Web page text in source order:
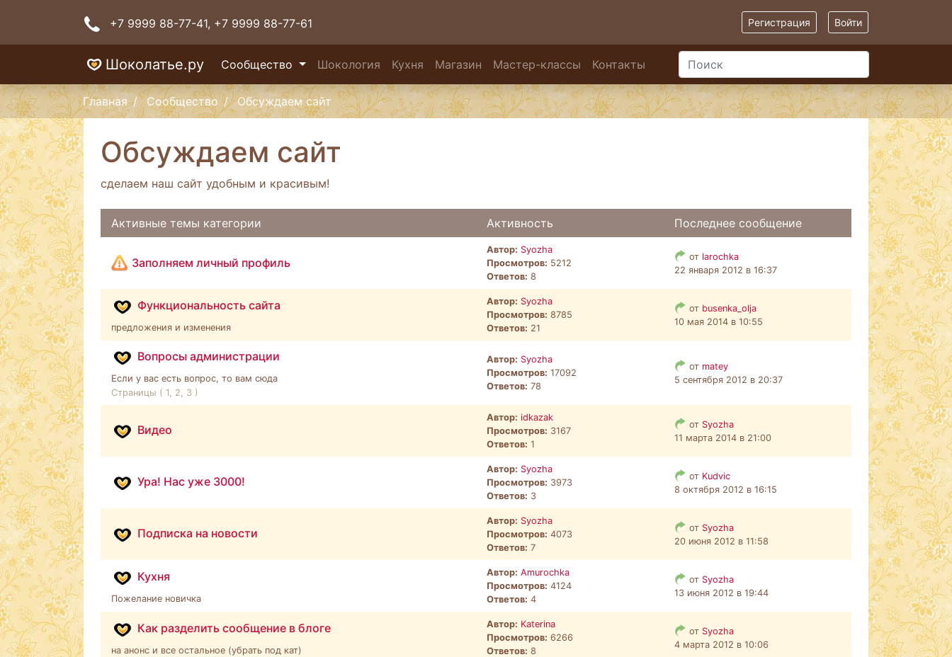
+7 9999 88-77-41, +7 9999 88-77-61 Регистрация Войти
Шоколатье.ру Сообщество Шокология Кухня Магазин Мастер-классы Контакты
Главная Сообщество Обсуждаем сайт
Обсуждаем сайт
сделаем наш сайт удобным и красивым!
Активные темы категории Активность Последнее сообщение
Заполняем личный профиль
Автор: Syozha
Просмотров: 5212
Ответов: 8
от larochka
22 января 2012 в 16:37
Функциональность сайта
предложения и изменения
Автор: Syozha
Просмотров: 8785
Ответов: 21
от busenka_olja
10 мая 2014 в 10:55
Вопросы администрации
Если у вас есть вопрос, то вам сюда
Страницы ( 1, 2, 3 )
Автор: Syozha
Просмотров: 17092
Ответов: 78
от matey
5 сентября 2012 в 20:37
Видео
Автор: idkazak
Просмотров: 3167
Ответов: 1
от Syozha
11 марта 2014 в 21:00
Ура! Нас уже 3000!
Автор: Syozha
Просмотров: 3973
Ответов: 3
от Kudvic
8 октября 2012 в 16:15
Подписка на новости
Автор: Syozha
Просмотров: 4073
Ответов: 7
от Syozha
20 июня 2012 в 11:58
Кухня
Пожелание новичка
Автор: Amurochka
Просмотров: 4124
Ответов: 4
от Syozha
13 июня 2012 в 19:44
Как разделить сообщение в блоге
на анонс и все остальное (убрать под кат)
Автор: Katerina
Просмотров: 6266
Ответов: 8
от Syozha
4 марта 2012 в 10:06